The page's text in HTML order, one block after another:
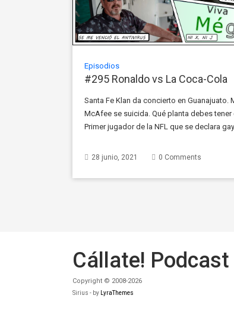
Episodios
#295 Ronaldo vs La Coca-Cola
Santa Fe Klan da concierto en
McAfee se suicida. Qué planta debes
Primer jugador de la NFL que se declara
28 junio, 2021 0 Comments
Cállate! Podcast
Copyright © 2008-2026
Sirius - by LyraThemes